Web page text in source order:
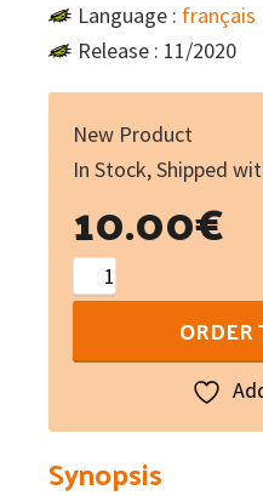
Language : français
Release : 11/2020
New Product
In Stock, Shipped
10.00€
chemin
quantity
Synopsis